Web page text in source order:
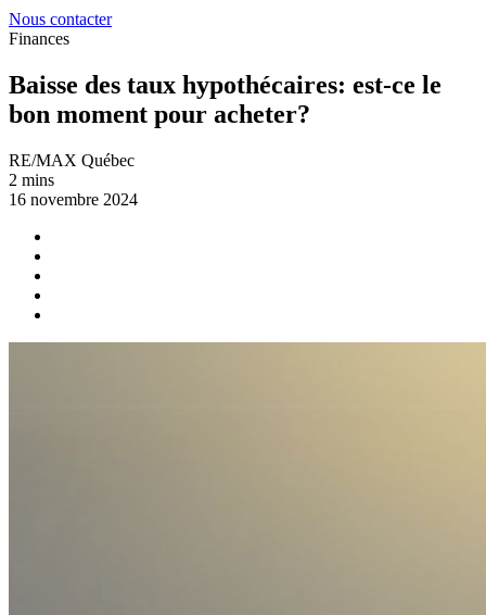
Nous contacter
Finances
Baisse des taux hypothécaires: est-ce le
bon moment pour acheter?
RE/MAX Québec
2 mins
16 novembre 2024